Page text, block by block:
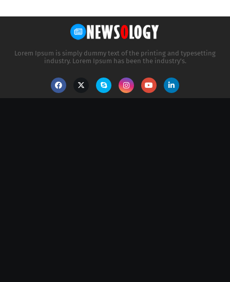
Lorem Ipsum is simply dummy text of the printing and typesetting
industry. Lorem Ipsum has been the industry's.